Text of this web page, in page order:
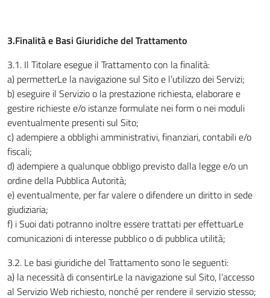
3.Finalità e Basi Giuridiche del Trattamento
3.1. Il Titolare esegue il Trattamento con la finalità:
a) permetterLe la navigazione sul Sito e l’utilizzo dei Servizi;
b) eseguire il Servizio o la prestazione richiesta, elaborare e
gestire richieste e/o istanze formulate nei form o nei moduli
eventualmente presenti sul Sito;
c) adempiere a obblighi amministrativi, finanziari, contabili e/o
fiscali;
d) adempiere a qualunque obbligo previsto dalla legge e/o un
ordine della Pubblica Autorità;
e) eventualmente, per far valere o difendere un diritto in sede
giudiziaria;
f) i Suoi dati potranno inoltre essere trattati per effettuarLe
comunicazioni di interesse pubblico o di pubblica utilità;
3.2. Le basi giuridiche del Trattamento sono le seguenti:
a) la necessità di consentirLe la navigazione sul Sito, l’accesso
al Servizio Web richiesto, nonché per rendere il servizio stesso;